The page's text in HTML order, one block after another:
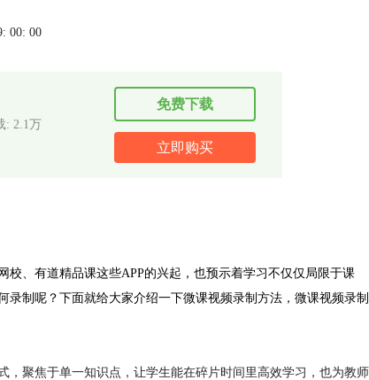
00: 00
: 2.1万
免费下载
立即购买
、有道精品课这些APP的兴起，也预示着学习不仅仅局限于课
制呢？下面就给大家介绍一下微课视频录制方法，微课视频录制
聚焦于单一知识点，让学生能在碎片时间里高效学习，也为教师